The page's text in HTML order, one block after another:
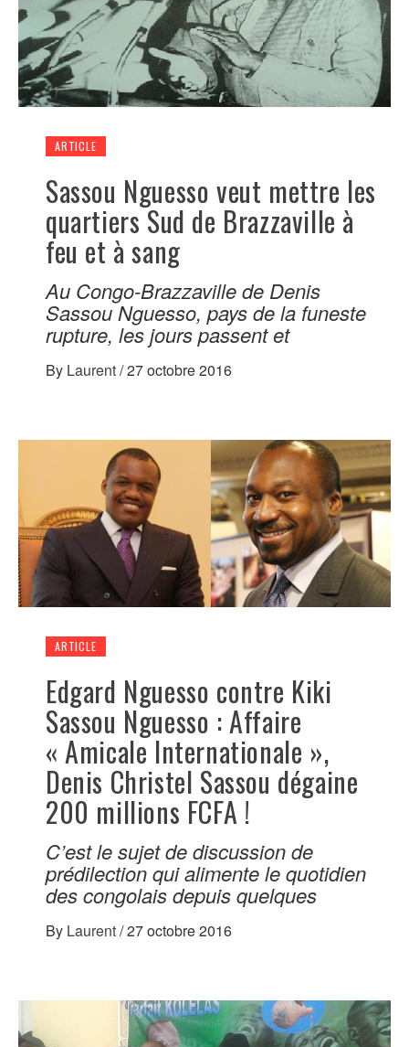
ARTICLE
Sassou Nguesso veut mettre les
quartiers Sud de Brazzaville à
feu et à sang
Au Congo-Brazzaville de Denis
Sassou Nguesso, pays de la funeste
rupture, les jours passent et
By Laurent/27 octobre 2016
ARTICLE
Edgard Nguesso contre Kiki
Sassou Nguesso : Affaire
« Amicale Internationale »,
Denis Christel Sassou dégaine
200 millions FCFA !
C’est le sujet de discussion de
prédilection qui alimente le quotidien
des congolais depuis quelques
By Laurent/27 octobre 2016